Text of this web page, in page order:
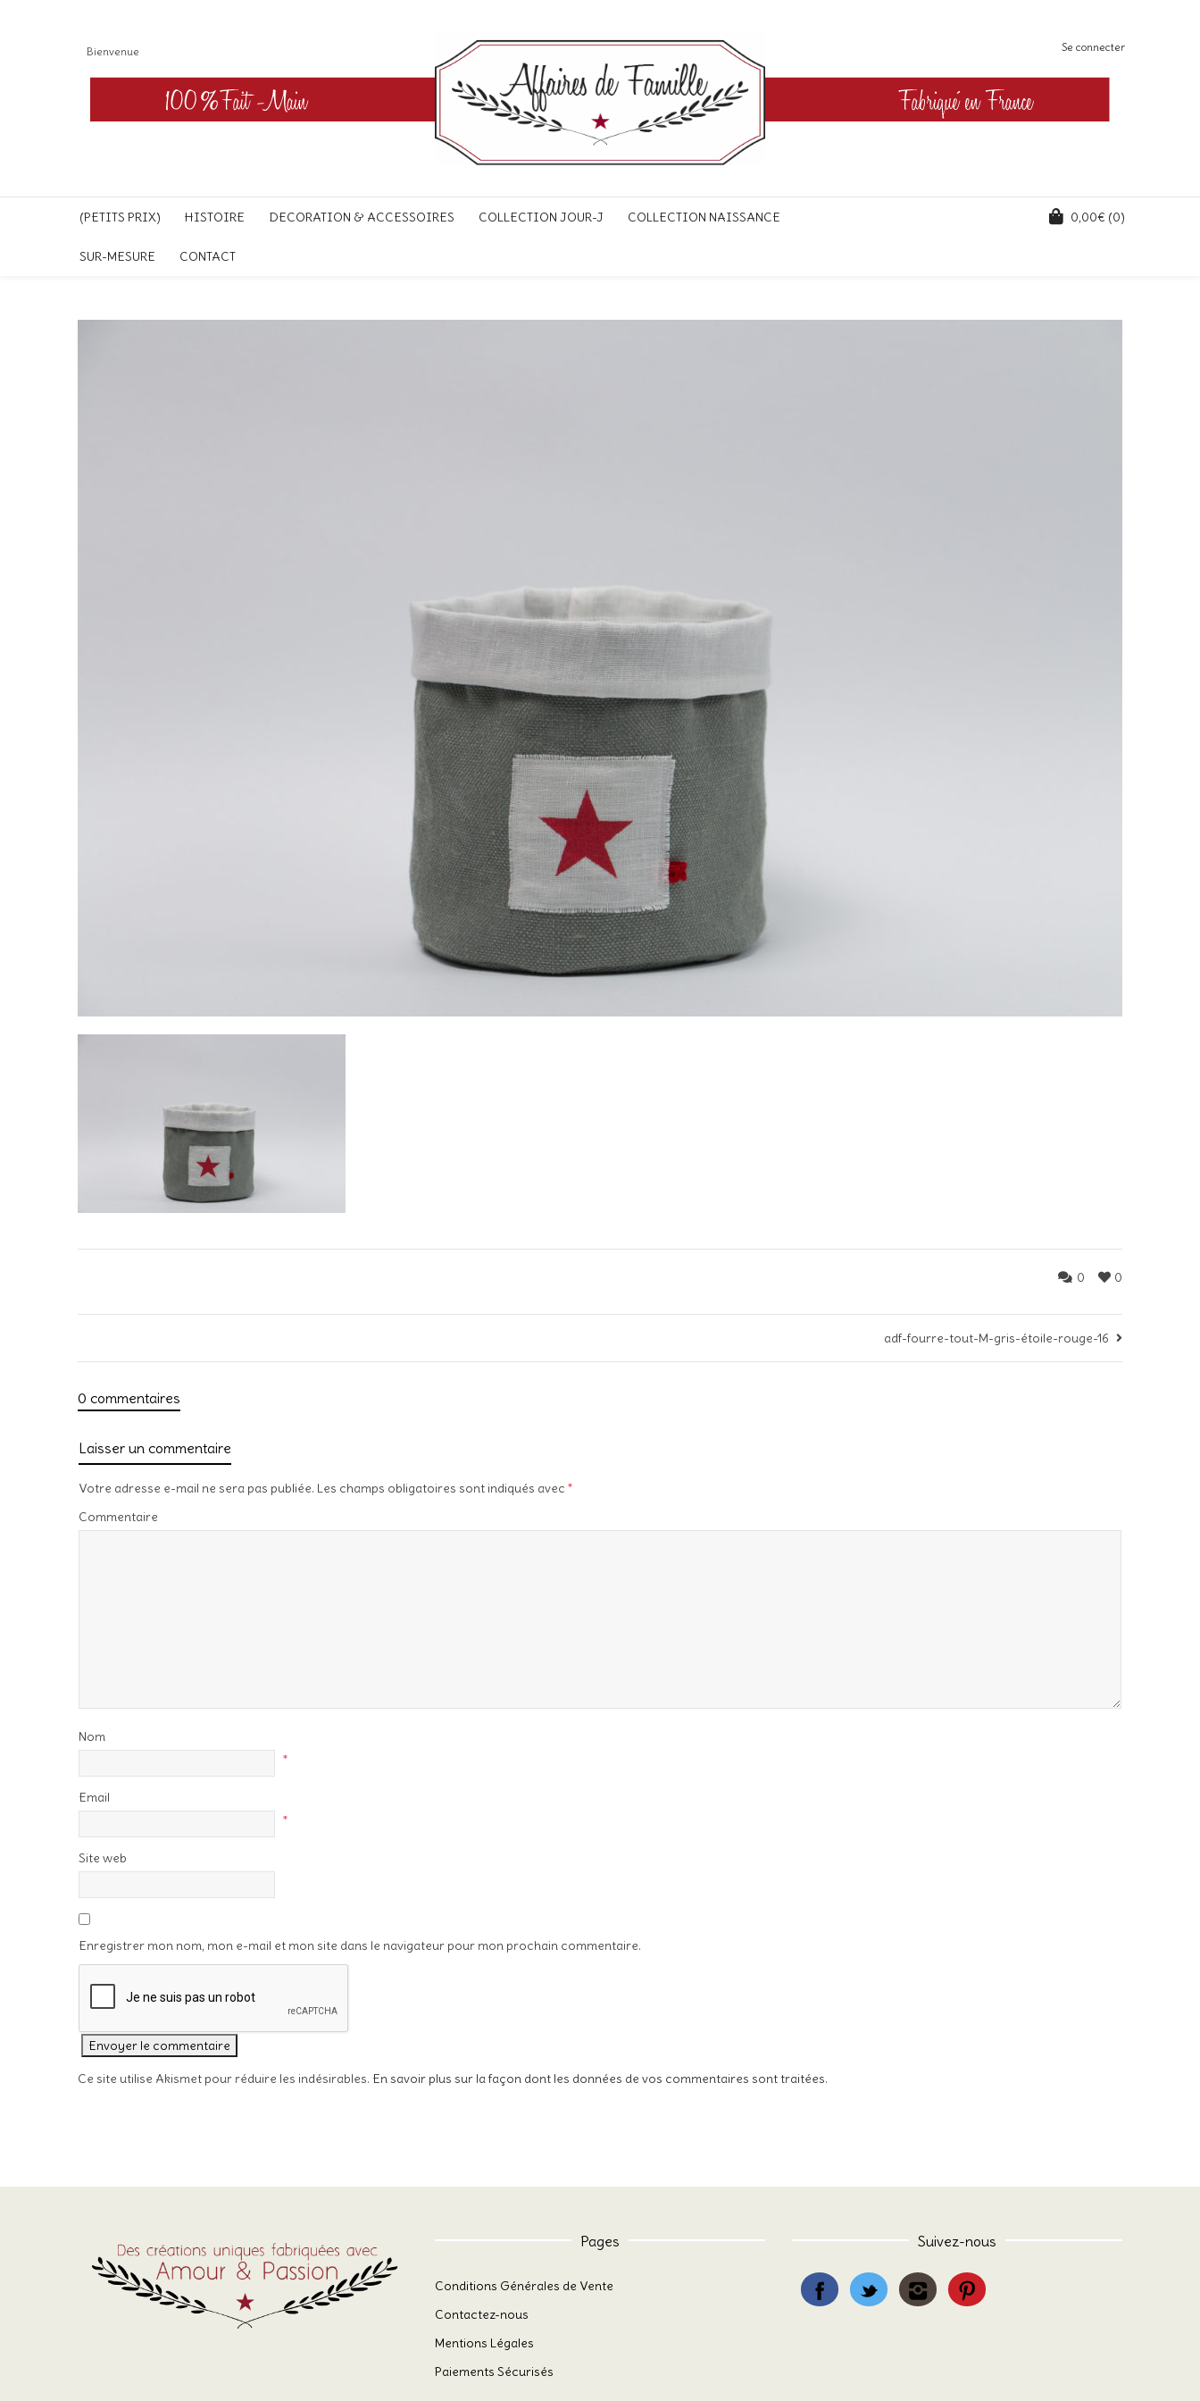
Bienvenue Se connecter
(PETITS PRIX) HISTOIRE DECORATION & ACCESSOIRES COLLECTION JOUR-J COLLECTION NAISSANCE
SUR-MESURE CONTACT
0,00€ (0)
0
0
adf-fourre-tout-M-gris-étoile-rouge-16
0 commentaires
Laisser un commentaire
Votre adresse e-mail ne sera pas publiée. Les champs obligatoires sont indiqués avec *
Commentaire
Nom
*
Email
*
Site web
Enregistrer mon nom, mon e-mail et mon site dans le navigateur pour mon prochain commentaire.
Ce site utilise Akismet pour réduire les indésirables. En savoir plus sur la façon dont les données de vos commentaires sont traitées.
Pages
Conditions Générales de Vente
Contactez-nous
Mentions Légales
Paiements Sécurisés
Suivez-nous